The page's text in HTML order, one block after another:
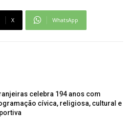
X WhatsApp
celebra 194 anos com
cívica, religiosa, cultural e